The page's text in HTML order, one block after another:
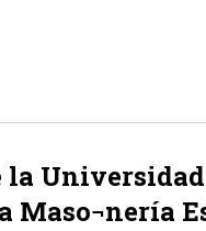
la
Maso¬nería